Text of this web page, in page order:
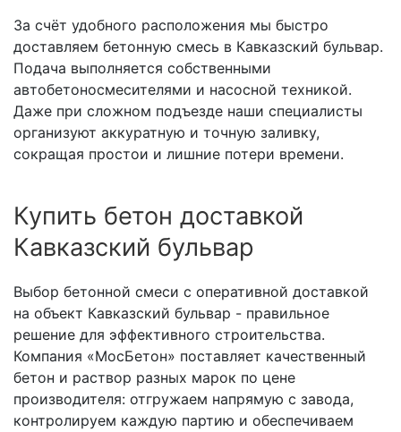
За счёт удобного расположения мы быстро
доставляем бетонную смесь в Кавказский бульвар.
Подача выполняется собственными
автобетоносмесителями и насосной техникой.
Даже при сложном подъезде наши специалисты
организуют аккуратную и точную заливку,
сокращая простои и лишние потери времени.
Купить бетон доставкой
Кавказский бульвар
Выбор бетонной смеси с оперативной доставкой
на объект Кавказский бульвар - правильное
решение для эффективного строительства.
Компания «МосБетон» поставляет качественный
бетон и раствор разных марок по цене
производителя: отгружаем напрямую с завода,
контролируем каждую партию и обеспечиваем